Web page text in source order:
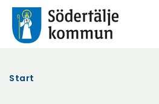
Start